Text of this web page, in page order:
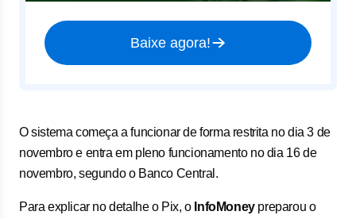
Baixe agora!
O sistema começa a funcionar de forma restrita no dia 3 de
novembro e entra em pleno funcionamento no dia 16 de
novembro, segundo o Banco Central.
Para explicar no detalhe o Pix, o InfoMoneypreparou o